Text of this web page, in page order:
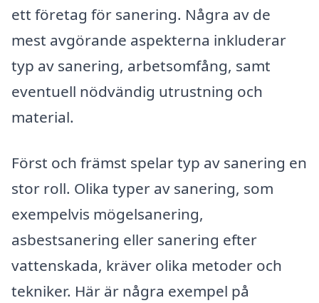
ett företag för sanering. Några av de
mest avgörande aspekterna inkluderar
typ av sanering, arbetsomfång, samt
eventuell nödvändig utrustning och
material.
Först och främst spelar typ av sanering en
stor roll. Olika typer av sanering, som
exempelvis mögelsanering,
asbestsanering eller sanering efter
vattenskada, kräver olika metoder och
tekniker. Här är några exempel på